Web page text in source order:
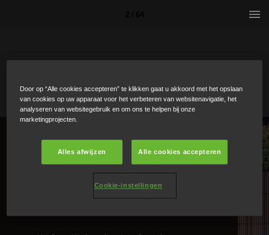
Door op “Alle cookies accepteren” te klikken gaat u akkoord met het opslaan
van cookies op uw apparaat voor het verbeteren van websitenavigatie, het
analyseren van websitegebruik en om ons te helpen bij onze
marketingprojecten.
Alles afwijzen Alle cookies accepteren
Cookie-instellingen